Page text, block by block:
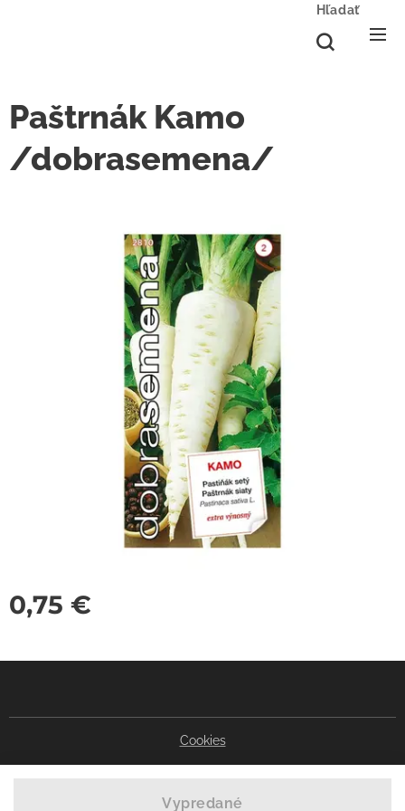
Hľadať
Paštrnák Kamo
/dobrasemena/
0,75 €
Vypredané
Cookies